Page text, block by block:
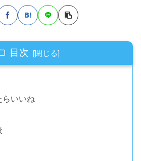
目次
らいいね